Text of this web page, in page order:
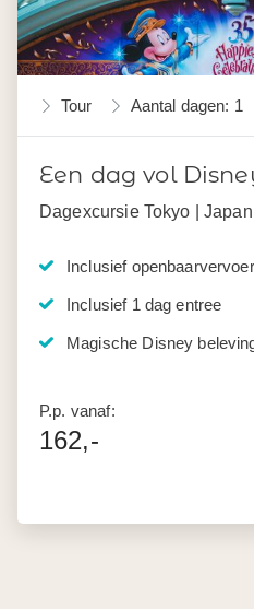
Tour Aantal dagen: 1
Een dag vol
Dagexcursie Tokyo | Japan
Inclusief
Inclusief 1 dag entree
Magische Disney
P.p. vanaf:
162,-